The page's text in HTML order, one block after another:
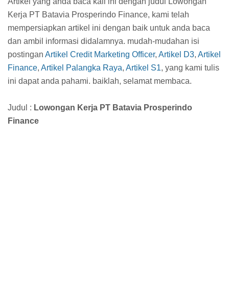
Kerja PT Batavia Prosperindo Finance, kami telah
mempersiapkan artikel ini dengan baik untuk anda baca
dan ambil informasi didalamnya. mudah-mudahan isi
postingan Artikel Credit Marketing Officer, Artikel D3, Artikel
Finance, Artikel Palangka Raya, Artikel S1, yang kami tulis
ini dapat anda pahami. baiklah, selamat membaca.
Judul : Lowongan Kerja PT Batavia Prosperindo
Finance